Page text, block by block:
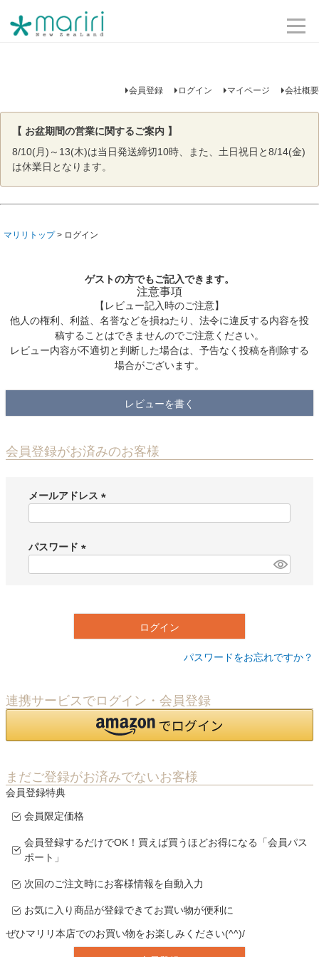
会員登録 ログイン マイページ 会社概要
【 お盆期間の営業に関するご案内 】
8/10(月)～13(木)は当日発送締切10時、また、土日祝日と8/14(金)
は休業日となります。
マリリトップ ログイン
ゲストの方でもご記入できます。
注意事項
【レビュー記入時のご注意】
他人の権利、利益、名誉などを損ねたり、法令に違反する内容を投
稿することはできませんのでご注意ください。
レビュー内容が不適切と判断した場合は、予告なく投稿を削除する
場合がございます。
レビューを書く
会員登録がお済みのお客様
メールアドレス
)
パスワード
ログイン
パスワードをお忘れですか？
連携サービスでログイン・会員登録
まだご登録がお済みでないお客様
会員登録特典
会員限定価格
会員登録するだけでOK！買えば買うほどお得になる「会員パス
ポート」
次回のご注文時にお客様情報を自動入力
お気に入り商品が登録できてお買い物が便利に
ぜひマリリ本店でのお買い物をお楽しみください(^^)/